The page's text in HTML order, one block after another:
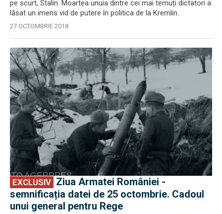
pe scurt, Stalin. Moartea unuia dintre cei mai temuți dictatori a
lăsat un imens vid de putere în politica de la Kremlin.
27 OCTOMBRIE 2018
EXCLUSIV
EXCLUSIV
semnificația datei de 25 octombrie. Cadoul
unui general pentru Rege